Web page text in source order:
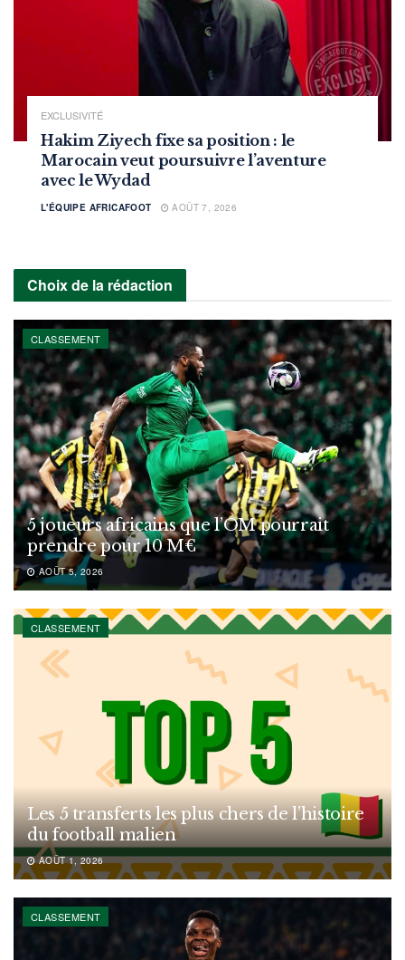
EXCLUSIVITÉ
Hakim Ziyech fixe sa position : le
Marocain veut poursuivre l’aventure
avec le Wydad
L'ÉQUIPE AFRICAFOOT AOÛT 7, 2026
Choix de la rédaction
CLASSEMENT
5 joueurs africains que l’OM pourrait
prendre pour 10 M€
AOÛT 5, 2026
CLASSEMENT
Les 5 transferts les plus chers de l’histoire
du football malien
AOÛT 1, 2026
CLASSEMENT